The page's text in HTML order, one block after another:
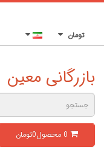
تومان
بازرگانی معین
0 محصول0تومان